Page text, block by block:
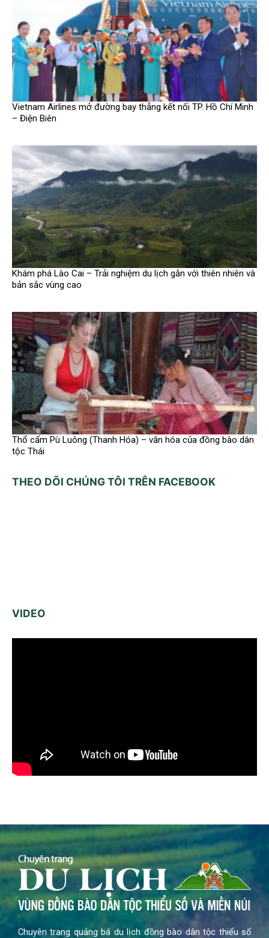
Vietnam Airlines mở đường bay thẳng kết nối TP. Hồ Chí Minh
– Điện Biên
Khám phá Lào Cai – Trải nghiệm du lịch gắn với thiên nhiên và
bản sắc vùng cao
Thổ cẩm Pù Luông (Thanh Hóa) – văn hóa của đồng bào dân
tộc Thái
THEO DÕI CHÚNG TÔI TRÊN FACEBOOK
VIDEO
Chuyên trang quảng bá du lịch đồng bào dân tộc thiểu số